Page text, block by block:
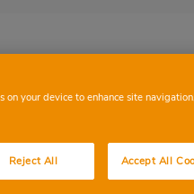
on your device to enhance site navigation,
Reject All Accept All